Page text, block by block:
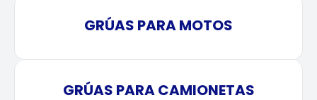
GRÚAS PARA MOTOS
GRÚAS PARA CAMIONETAS